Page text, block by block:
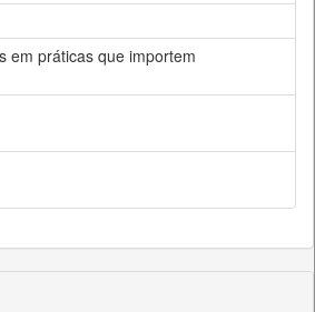
em práticas que importem